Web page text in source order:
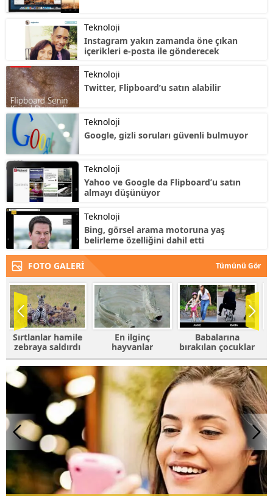
Teknoloji
Instagram yakın zamanda öne çıkan
içerikleri e-posta ile gönderecek
Teknoloji
Twitter, Flipboard’u satın alabilir
Teknoloji
Google, gizli soruları güvenli bulmuyor
Teknoloji
Yahoo ve Google da Flipboard’u satın
almayı düşünüyor
Teknoloji
Bing, görsel arama motoruna yaş
belirleme özelliğini dahil etti
FOTO GALERİ Tümünü Gör
En ilginç
hayvanlar
Babalarına
bırakılan çocuklar
Fotoğrafı
trolleyen
hayvanlar